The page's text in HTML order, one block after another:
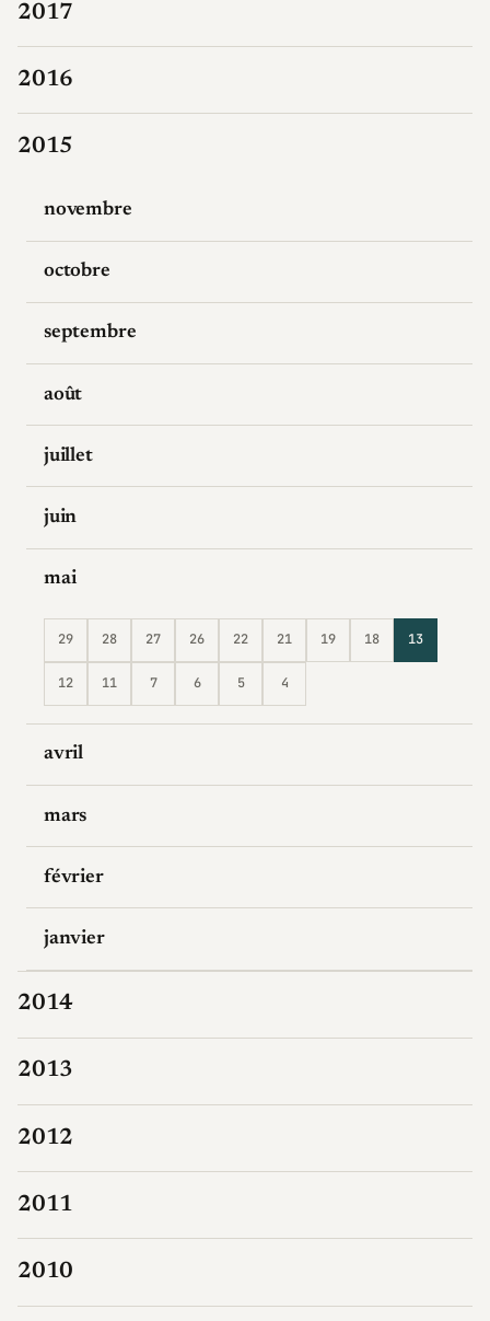
2017
2016
2015
novembre
octobre
septembre
août
juillet
juin
mai
29 28 27 26 22 21 19 18 13
12 11 7 6 5 4
avril
mars
février
janvier
2014
2013
2012
2011
2010